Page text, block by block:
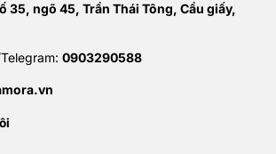
35, ngõ 45, Trần Thái Tông, Cầu giấy,
0903290588